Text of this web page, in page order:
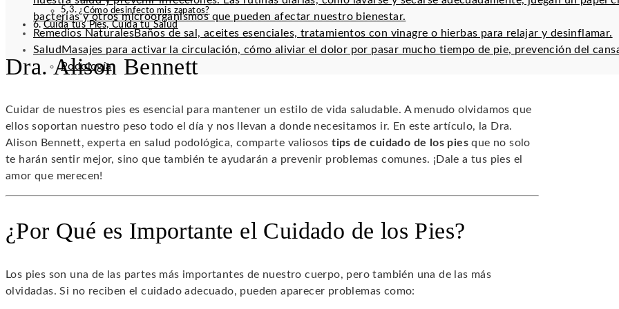
bacterias y otros microorganismos que pueden afectar nuestro bienestar.
Remedios NaturalesBaños de sal, aceites esenciales, tratamientos con vinagre o hierbas para relajar y desinflamar.
Salud Masajes para activar la circulación, cómo aliviar el dolor por pasar mucho tiempo de pie, prevención del
Podología
¿Cómo desinfecto mis zapatos?
Cuida tus Pies, Cuida tu Salud
Dra. Alison Bennett
Cuidar de nuestros pies es esencial para mantener un estilo de vida saludable. A menudo olvidamos que
ellos soportan nuestro peso todo el día y nos llevan a donde necesitamos ir. En este artículo, la Dra.
Alison Bennett, experta en salud podológica, comparte valiosostips de cuidado de los pies que no solo
te harán sentir mejor, sino que también te ayudarán a prevenir problemas comunes. ¡Dale a tus pies el
amor que merecen!
¿Por Qué es Importante el Cuidado de los Pies?
Los pies son una de las partes más importantes de nuestro cuerpo, pero también una de las más
olvidadas. Si no reciben el cuidado adecuado, pueden aparecer problemas como: